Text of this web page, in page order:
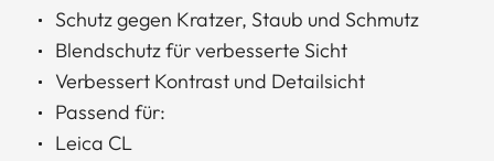
Schutz gegen Kratzer, Staub und Schmutz
Blendschutz für verbesserte Sicht
Verbessert Kontrast und Detailsicht
Passend für:
Leica CL